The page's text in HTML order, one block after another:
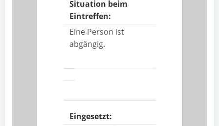
Situation beim
Eintreffen:
Eine Person ist
abgängig.
Eingesetzt: